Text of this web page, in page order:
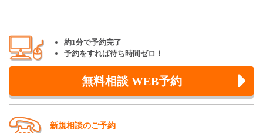
約1分で予約完了
予約をすれば待ち時間ゼロ！
無料相談 WEB予約
新規相談のご予約